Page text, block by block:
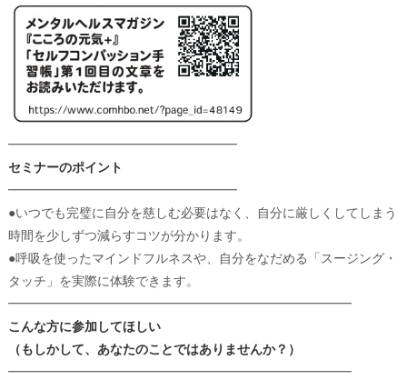
━━━━━━━━━━━━━━━━━━
セミナーのポイント
━━━━━━━━━━━━━━━━━━
●いつでも完璧に自分を慈しむ必要はなく、
自分に厳しくしてしまう
時間を少しずつ減らすコツが分かります。
●呼吸を使ったマインドフルネスや、自分をなだめる「 スージング・
タッチ」を実際に体験できます。
━━━━━━━━━━━━━━━━━━━━━━━━━━━
こんな方に参加してほしい
（もしかして、あなたのことではありませんか？）
━━━━━━━━━━━━━━━━━━━━━━━━━━━